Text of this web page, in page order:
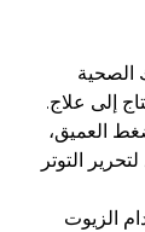
الصحية
إلى علاج.
العميق،
التوتر
الزيوت